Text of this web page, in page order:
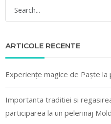
ARTICOLE RECENTE
Experiențe magice de Paște la
Importanta traditiei si
participarea la un pelerinaj